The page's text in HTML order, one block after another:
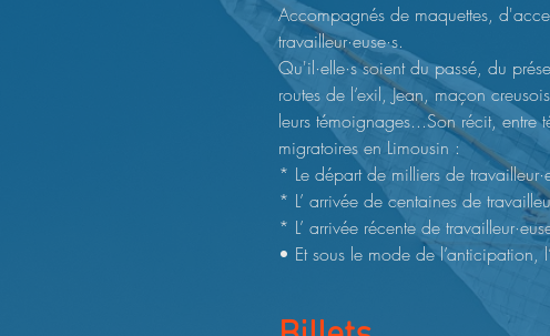
Accompagnés de maquettes,
travailleur·euse·s.
Qu'il·elle·s soient du passé, du
routes de l’exil, Jean, maçon
leurs témoignages...Son récit, entre
migratoires en Limousin :
* Le départ de milliers de
* L’ arrivée de centaines de
* L’ arrivée récente de
• Et sous le mode de l’anticipation,